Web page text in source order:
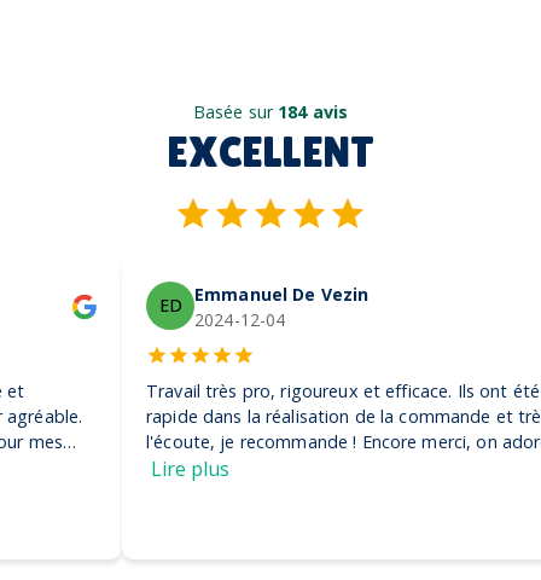
Basée sur 184 avis
EXCELLENT
ED Emmanuel De Vezin
2024-12-04
Travail très pro, rigoureux et efficace. Ils ont été très
rapide dans la réalisation de la commande et très à
l'écoute, je recommande ! Encore merci, on adore nos